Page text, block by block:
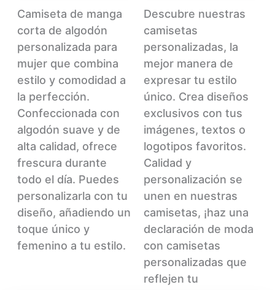
múltiples
variantes.
Las
opciones
pueden
elegir
página
producto
Camiseta de manga
corta de algodón
personalizada para
mujer que combina
estilo y comodidad a
la perfección.
Confeccionada con
algodón suave y de
alta calidad, ofrece
frescura durante
todo el día. Puedes
personalizarla con tu
diseño, añadiendo un
toque único y
femenino a tu estilo.
12,00€
Descubre nuestras
camisetas
personalizadas, la
mejor manera de
expresar tu estilo
único. Crea diseños
exclusivos con tus
imágenes, textos o
logotipos favoritos.
Calidad y
personalización se
unen en nuestras
camisetas, ¡haz una
declaración de moda
con camisetas
personalizadas que
reflejen tu